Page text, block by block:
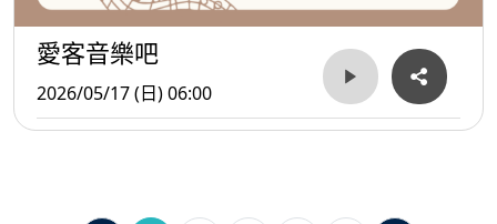
愛客音樂吧
2026/05/17 (日) 06:00